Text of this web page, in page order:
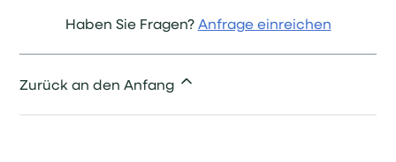
Haben Sie Fragen? Anfrage einreichen
Zurück an den Anfang